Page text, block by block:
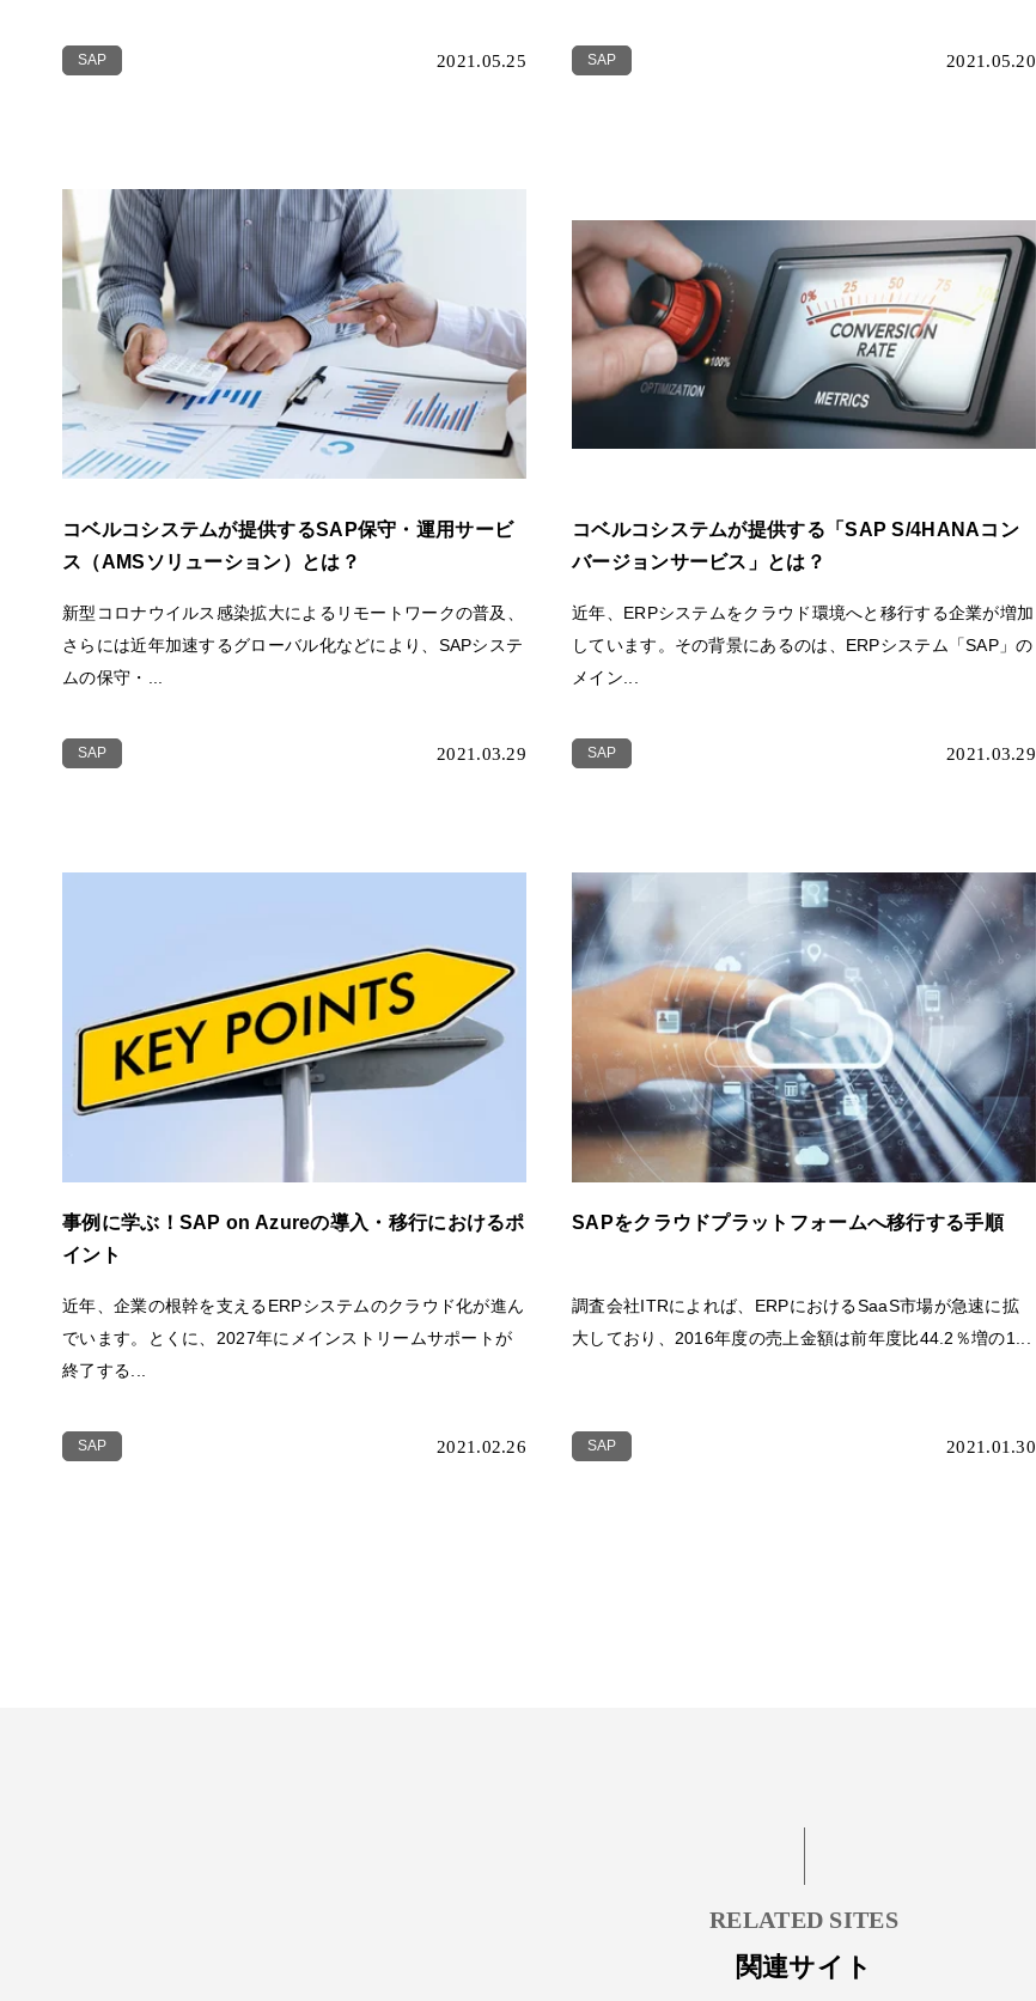
SAP 2021.05.25 SAP 2021.05.20
コベルコシステムが提供するSAP保守・運用サービ
ス（AMSソリューション）とは？
新型コロナウイルス感染拡大によるリモートワークの普及、
さらには近年加速するグローバル化などにより、SAPシステ
ムの保守・...
SAP 2021.03.29
コベルコシステムが提供する「SAP S/4HANAコン
バージョンサービス」とは？
近年、ERPシステムをクラウド環境へと移行する企業が増加
しています。その背景にあるのは、ERPシステム「SAP」の
メイン...
SAP 2021.03.29
事例に学ぶ！SAP on Azureの導入・移行におけるポ
イント
近年、企業の根幹を支えるERPシステムのクラウド化が進ん
でいます。とくに、2027年にメインストリームサポートが
終了する...
SAP 2021.02.26
SAPをクラウドプラットフォームへ移行する手順
調査会社ITRによれば、ERPにおけるSaaS市場が急速に拡
大しており、2016年度の売上金額は前年度比44.2％増の1...
SAP 2021.01.30
RELATED SITES
関連サイト